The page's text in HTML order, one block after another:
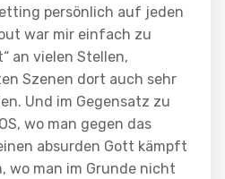
persönlich auf jeden
war mir einfach zu
an vielen Stellen,
Szenen dort auch sehr
Und im Gegensatz zu
wo man gegen das
absurden Gott kämpft
wo man im Grunde nicht